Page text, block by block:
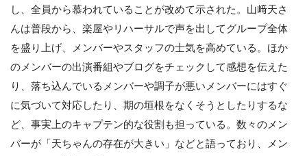
し、全員から慕われていることが改めて示された。山﨑天さ
んは普段から、楽屋やリハーサルで声を出してグループ全体
を盛り上げ、メンバーやスタッフの士気を高めている。ほか
のメンバーの出演番組やブログをチェックして感想を伝えた
り、落ち込んでいるメンバーや調子が悪いメンバーにはすぐ
に気づいて対応したり、期の垣根をなくそうとしたりするな
ど、事実上のキャプテン的な役割も担っている。数々のメン
バーが「天ちゃんの存在が大きい」などと語っており、メン